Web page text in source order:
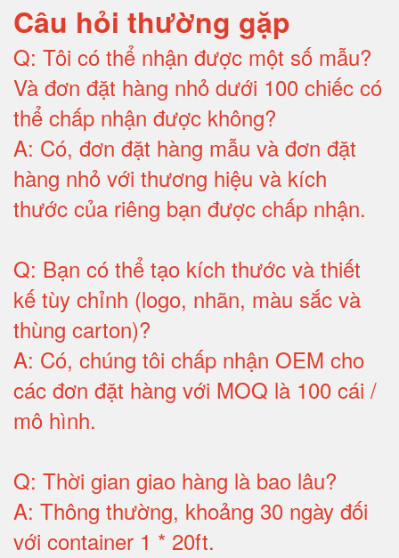
Câu hỏi thường gặp
Q: Tôi có thể nhận được một số mẫu?
Và đơn đặt hàng nhỏ dưới 100 chiếc có
thể chấp nhận được không?
A: Có, đơn đặt hàng mẫu và đơn đặt
hàng nhỏ với thương hiệu và kích
thước của riêng bạn được chấp nhận.
Q: Bạn có thể tạo kích thước và thiết
kế tùy chỉnh (logo, nhãn, màu sắc và
thùng carton)?
A: Có, chúng tôi chấp nhận OEM cho
các đơn đặt hàng với MOQ là 100 cái /
mô hình.
Q: Thời gian giao hàng là bao lâu?
A: Thông thường, khoảng 30 ngày đối
với container 1 * 20ft.